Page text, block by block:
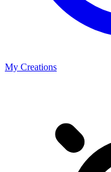
My Creations